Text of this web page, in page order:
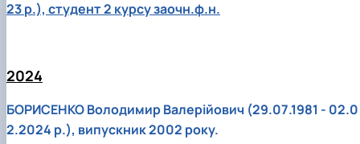
23 р.), студент 2 курсу заочн.ф.н.
2024
БОРИСЕНКО Володимир Валерійович (29.07.1981 - 02.0
2.2024 р.), випускник 2002 року.